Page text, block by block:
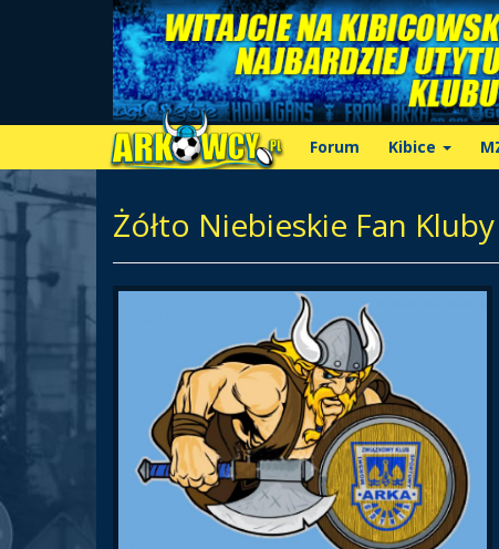
Forum Kibice
Żółto Niebieskie Fan Kluby